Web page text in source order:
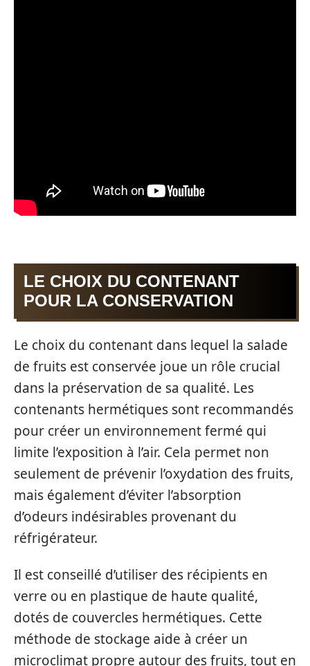
LE CHOIX DU CONTENANT
POUR LA CONSERVATION
Le choix du contenant dans lequel la salade
de fruits est conservée joue un rôle crucial
dans la préservation de sa qualité. Les
contenants hermétiques sont recommandés
pour créer un environnement fermé qui
limite l’exposition à l’air. Cela permet non
seulement de prévenir l’oxydation des fruits,
mais également d’éviter l’absorption
d’odeurs indésirables provenant du
réfrigérateur.
Il est conseillé d’utiliser des récipients en
verre ou en plastique de haute qualité,
dotés de couvercles hermétiques. Cette
méthode de stockage aide à créer un
microclimat propre autour des fruits, tout en